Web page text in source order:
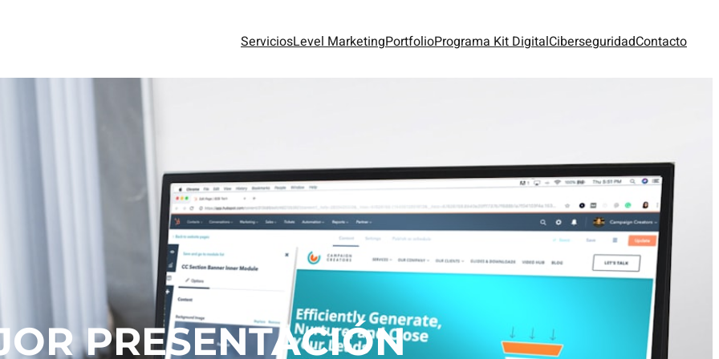
ServiciosLevel MarketingPortfolioPrograma Kit DigitalCiberseguridadContacto
PRESENTACIÓN